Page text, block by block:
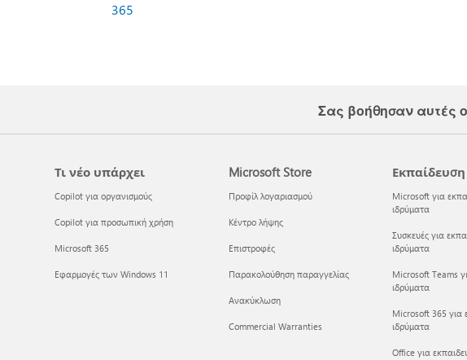
365
Σας βοήθησαν αυτές
Τι νέο υπάρχει
Copilot για οργανισμούς
Copilot για προσωπική χρήση
Microsoft 365
Εφαρμογές των Windows 11
Microsoft Store
Προφίλ λογαριασμού
Κέντρο λήψης
Επιστροφές
Παρακολούθηση παραγγελίας
Ανακύκλωση
Commercial Warranties
Εκπαίδευση
Microsoft για
ιδρύματα
Συσκευές για
ιδρύματα
Microsoft Teams
ιδρύματα
Microsoft 365 για
ιδρύματα
Office για